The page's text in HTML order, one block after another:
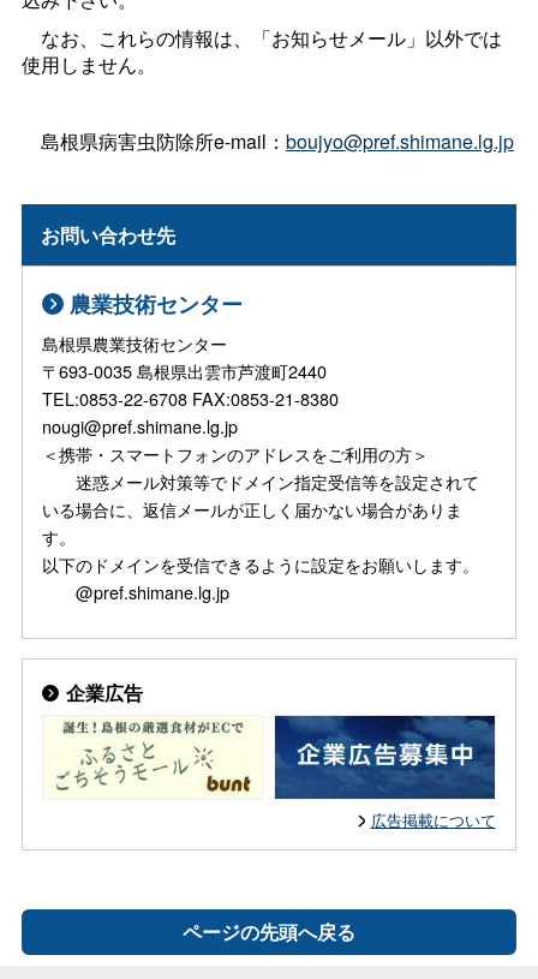
なお、これらの情報は、「お知らせメール」以外では
使用しません。
島根県病害虫防除所e-mail： boujyo@pref.shimane.lg.jp
お問い合わせ先
農業技術センター
島根県農業技術センター
〒693-0035 島根県出雲市芦渡町2440
TEL:0853-22-6708 FAX:0853-21-8380
nougi@pref.shimane.lg.jp
＜携帯・スマートフォンのアドレスをご利用の方＞
迷惑メール対策等でドメイン指定受信等を設定されて
いる場合に、返信メールが正しく届かない場合がありま
す。
以下のドメインを受信できるように設定をお願いします。
@pref.shimane.lg.jp
企業広告
広告掲載について
ページの先頭へ戻る